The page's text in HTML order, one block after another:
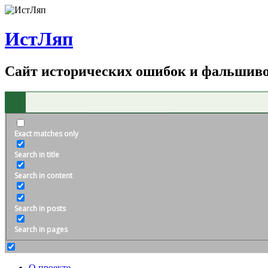
ИстЛяп
Сайт исторических ошибок и
Exact matches only
Search in title
Search in content
Search in posts
Search in pages